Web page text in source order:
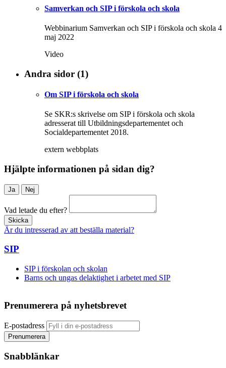
Samverkan och SIP i förskola och skola
Webbinarium Samverkan och SIP i förskola och skola 4
maj 2022
Video
Andra sidor (1)
Om SIP i förskola och skola
Se SKR:s skrivelse om SIP i förskola och skola
adresserat till Utbildningsdepartementet och
Socialdepartementet 2018.
extern webbplats
Hjälpte informationen på sidan dig?
Ja Nej
Vad letade du efter?
Skicka
Är du intresserad av att beställa material?
SIP
SIP i förskolan och skolan
Barns och ungas delaktighet i arbetet med SIP
Prenumerera på nyhetsbrevet
E-postadress
Snabblänkar